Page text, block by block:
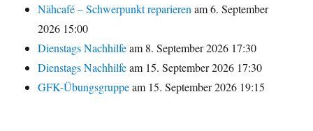
Nähcafé – Schwerpunkt reparieren am 6. September
2026 15:00
Dienstags Nachhilfeam 8. September 2026 17:30
Dienstags Nachhilfeam 15. September 2026 17:30
GFK-Übungsgruppeam 15. September 2026 19:15